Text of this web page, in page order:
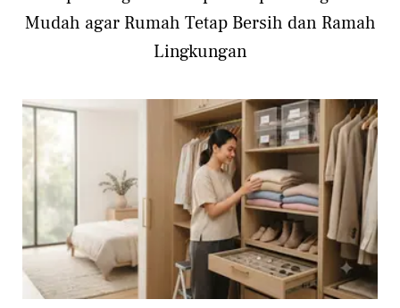
Mudah agar Rumah Tetap Bersih dan Ramah
Lingkungan